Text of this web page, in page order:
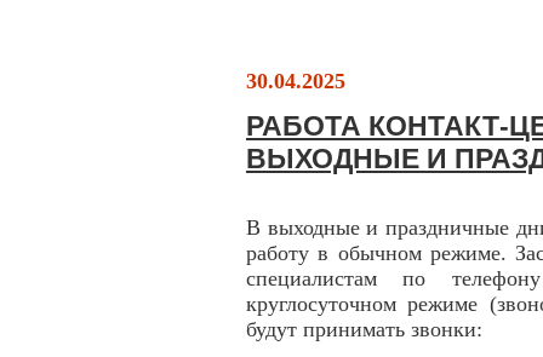
30.04.2025
РАБОТА КОНТАКТ-
ВЫХОДНЫЕ И
В выходные и праздничные
работу в обычном режиме.
специалистам по
круглосуточном режиме
будут принимать звонки: